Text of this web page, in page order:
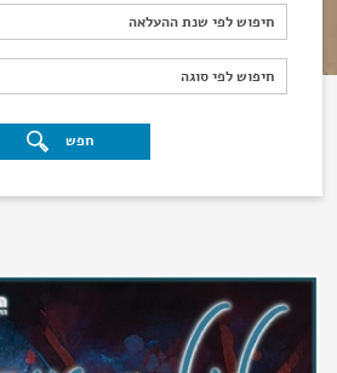
חיפוש לפי שנת ההעלאה
חיפוש לפי שנת ההעלאה
חיפוש לפי סוגה
חיפוש לפי סוגה
חפש